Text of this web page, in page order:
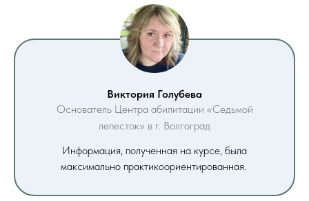
Виктория Голубева
Основатель Центра абилитации «Седьмой
лепесток» в г. Волгоград
Информация, полученная на курсе, была
максимально практикоориентированная.